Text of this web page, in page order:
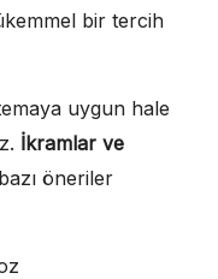
bir tercih
uygun hale
İkramlar ve
öneriler